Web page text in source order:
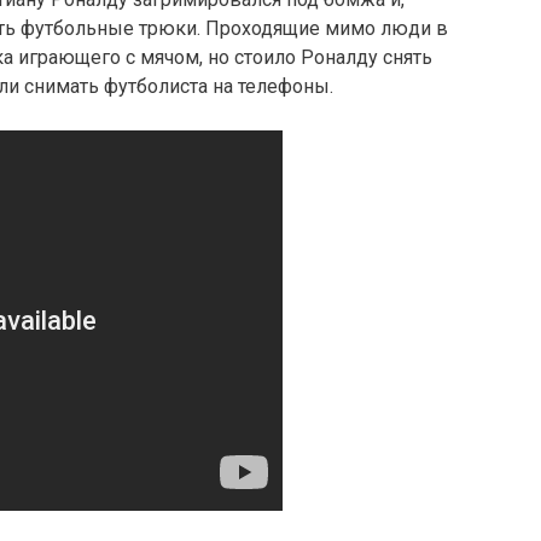
футбольные трюки. Проходящие мимо люди в
играющего с мячом, но стоило Роналду снять
снимать футболиста на телефоны.